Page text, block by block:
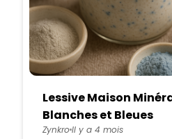
Lessive Maison
Blanches et Bleues
ZynkroIl y a 4 mois